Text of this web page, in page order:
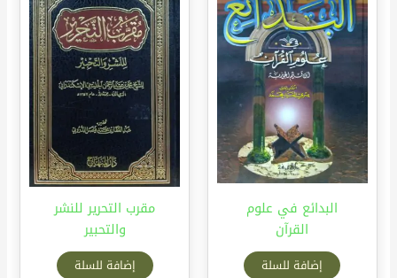
البدائع في علوم
القرآن
إضافة للسلة
مقرب التحرير للنشر
والتحبير
إضافة للسلة